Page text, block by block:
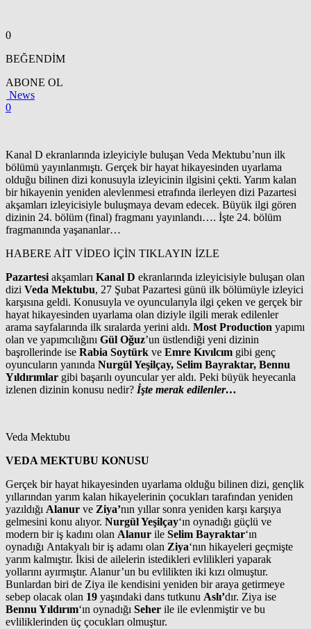
0
BEĞENDİM
ABONE OL
News
0
Kanal D ekranlarında izleyiciyle buluşan Veda Mektubu’nun ilk
bölümü yayınlanmıştı. Gerçek bir hayat hikayesinden uyarlama
olduğu bilinen dizi konusuyla izleyicinin ilgisini çekti. Yarım kalan
bir hikayenin yeniden alevlenmesi etrafında ilerleyen dizi Pazartesi
akşamları izleyicisiyle buluşmaya devam edecek. Büyük ilgi gören
dizinin 24. bölüm (final) fragmanı yayınlandı…. İşte 24. bölüm
fragmanında yaşananlar…
HABERE AİT VİDEO İÇİN TIKLAYIN İZLE
Pazartesi akşamları Kanal D ekranlarında izleyicisiyle buluşan olan
dizi Veda Mektubu, 27 Şubat Pazartesi günü ilk bölümüyle izleyici
karşısına geldi. Konusuyla ve oyuncularıyla ilgi çeken ve gerçek bir
hayat hikayesinden uyarlama olan diziyle ilgili merak edilenler
arama sayfalarında ilk sıralarda yerini aldı. Most Production yapımı
olan ve yapımcılığını Gül Oğuz’un üstlendiği yeni dizinin
başrollerinde ise Rabia Soytürk ve Emre Kıvılcım gibi genç
oyuncuların yanında Nurgül Yeşilçay, Selim Bayraktar, Bennu
Yıldırımlar gibi başarılı oyuncular yer aldı. Peki büyük heyecanla
izlenen dizinin konusu nedir? İşte merak edilenler…
Veda Mektubu
VEDA MEKTUBU KONUSU
Gerçek bir hayat hikayesinden uyarlama olduğu bilinen dizi, gençlik
yıllarından yarım kalan hikayelerinin çocukları tarafından yeniden
yazıldığı Alanur ve Ziya’nın yıllar sonra yeniden karşı karşıya
gelmesini konu alıyor. Nurgül Yeşilçay‘ın oynadığı güçlü ve
modern bir iş kadını olan Alanur ile Selim Bayraktar‘ın
oynadığı Antakyalı bir iş adamı olan Ziya‘nın hikayeleri geçmişte
yarım kalmıştır. İkisi de ailelerin istedikleri evlilikleri yaparak
yollarını ayırmıştır. Alanur’un bu evlilikten iki kızı olmuştur.
Bunlardan biri de Ziya ile kendisini yeniden bir araya getirmeye
sebep olacak olan 19 yaşındaki dans tutkunu Aslı’dır. Ziya ise
Bennu Yıldırım‘ın oynadığı Seher ile ile evlenmiştir ve bu
evliliklerinden üç çocukları olmuştur.